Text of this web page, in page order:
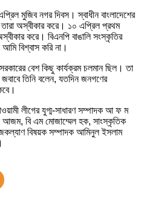
মুজিব নগর দিবস। স্বাধীন বাংলাদেশের
অস্বীকার করে। ১০ এপ্রিল প্রথম
করে। বিএনপি বাঙালি সংস্কৃতির
বিশ্বাস করি না।
বেশ কিছু কার্যক্রম চলমান ছিল। তা
তিনি বলেন, যতদিন জনগণের
লীগের যুগ্ম-সাধারণ সম্পাদক আ ফ ম
আজম, বি এম মোজাম্মেল হক, সাংস্কৃতিক
বিষয়ক সম্পাদক আমিনুল ইসলাম